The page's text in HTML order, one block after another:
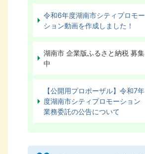
令和6年度湖南市シティプロモー
ション動画を作成しました！
湖南市 企業版ふるさと納税 募集
中
【公開用プロポーザル】令和7年
度湖南市シティプロモーション
業務委託の公告について